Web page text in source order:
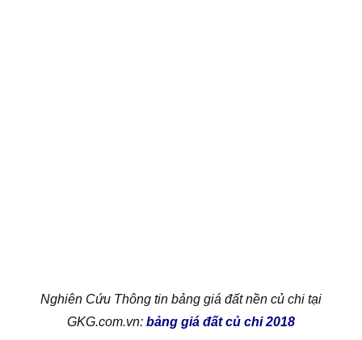
Nghiên Cứu Thông tin bảng giá đất nền củ chi tại
GKG.com.vn: bảng giá đất củ chi 2018